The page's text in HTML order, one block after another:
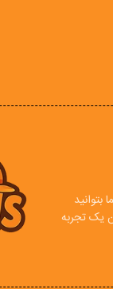
یک تجربه